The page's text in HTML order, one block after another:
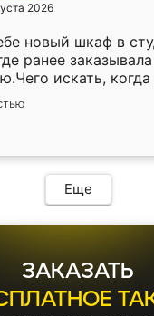
2026
новый шкаф в
ранее
искать,
Служит кухня
нет.
Еще
ЗАКАЗАТЬ